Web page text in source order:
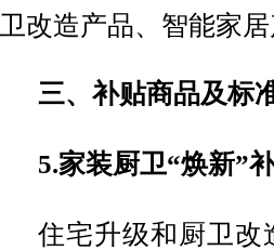
卫改造产品、智能家
三、补贴商品及标
5.家装厨卫“焕新”
住宅升级和厨卫改